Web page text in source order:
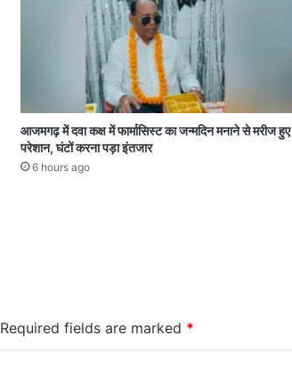
आजमगढ़ में दवा कक्ष में फार्मासिस्ट का जन्मदिन मनाने से मरीज हुए
परेशान, घंटों करना पड़ा इंतजार
6 hours ago
Required fields are marked *